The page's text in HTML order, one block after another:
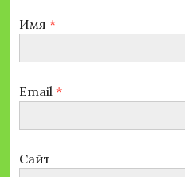
Имя *
Email *
Сайт